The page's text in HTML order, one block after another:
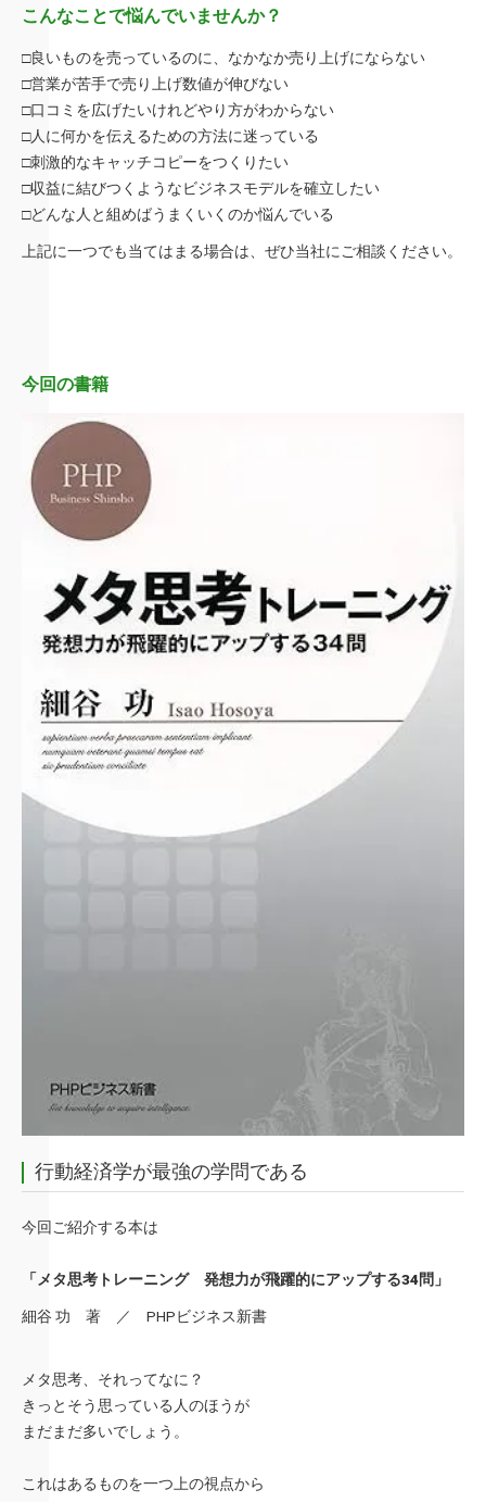
こんなことで悩んでいませんか？
□良いものを売っているのに、なかなか売り上げにならない
□営業が苦手で売り上げ数値が伸びない
□口コミを広げたいけれどやり方がわからない
□人に何かを伝えるための方法に迷っている
□刺激的なキャッチコピーをつくりたい
□収益に結びつくようなビジネスモデルを確立したい
□どんな人と組めばうまくいくのか悩んでいる
上記に一つでも当てはまる場合は、ぜひ当社にご相談ください。
今回の書籍
行動経済学が最強の学問である
今回ご紹介する本は
「メタ思考トレーニング 発想力が飛躍的にアップする34問」
細谷 功 著 ／ PHPビジネス新書
メタ思考、それってなに？
きっとそう思っている人のほうが
まだまだ多いでしょう。
これはあるものを一つ上の視点から